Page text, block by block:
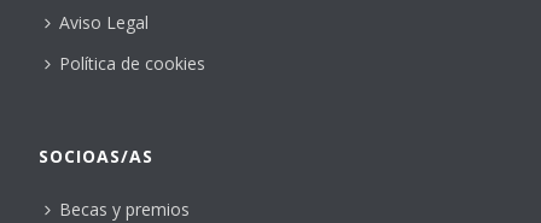
Aviso Legal
Política de cookies
SOCIOAS/AS
Becas y premios